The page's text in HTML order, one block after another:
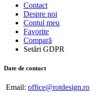
Contact
Despre noi
Contul meu
Favorite
Compară
Setări GDPR
Date de contact
Email: office@rotdesign.ro